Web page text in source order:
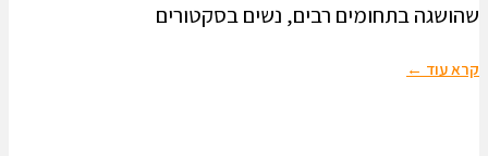
שהושגה בתחומים רבים, נשים בסקטורים
קרא עוד ←